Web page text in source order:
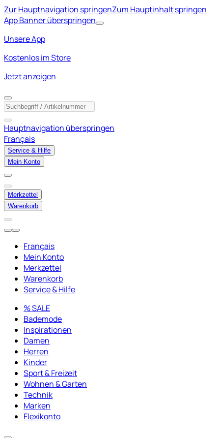
Zur Hauptnavigation springenZum Hauptinhalt springen
App Banner überspringen
Unsere App
Kostenlos im Store
Jetzt anzeigen
Hauptnavigation überspringen
Français
Service & Hilfe
Mein Konto
Merkzettel
Warenkorb
Français
Mein Konto
Merkzettel
Warenkorb
Service & Hilfe
% SALE
Bademode
Inspirationen
Damen
Herren
Kinder
Sport & Freizeit
Wohnen & Garten
Technik
Marken
Flexikonto